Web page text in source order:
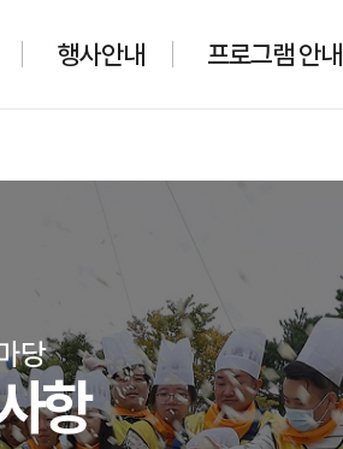
행사안내 프로그램 안내
당
항